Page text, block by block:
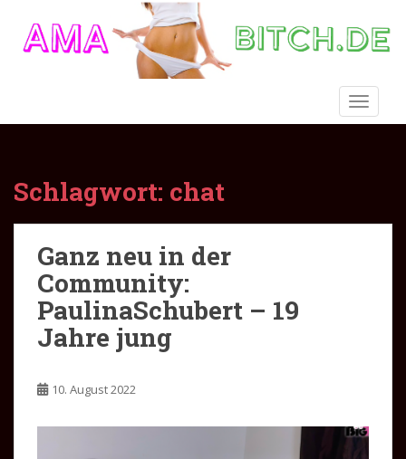
Schlagwort: chat
Ganz neu in der
Community:
PaulinaSchubert – 19
Jahre jung
10. August 2022